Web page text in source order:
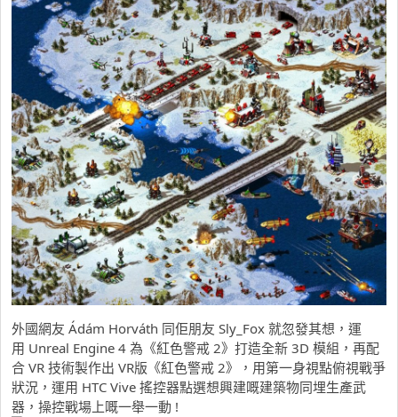
外國網友 Ádám Horváth 同佢朋友 Sly_Fox 就忽發其想，運
用 Unreal Engine 4 為《紅色警戒 2》打造全新 3D 模組，再配
合 VR 技術製作出 VR版《紅色警戒 2》，用第一身視點俯視戰爭
狀況，運用 HTC Vive 搖控器點選想興建嘅建築物同埋生產武
器，操控戰場上嘅一舉一動 !